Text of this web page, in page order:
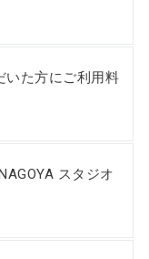
いた方にご利用料
スタジオ